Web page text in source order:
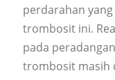
perdarahan
trombosit ini.
pada
trombosit masih